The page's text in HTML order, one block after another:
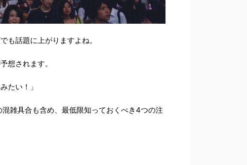
も話題に上がりますよね。
想されます。
たい！」
雑具合も含め、最低限知っておくべき4つの注